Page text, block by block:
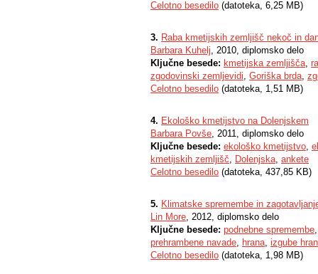
Celotno besedilo (datoteka, 6,25 MB)
3. Raba kmetijskih zemljišč nekoč in
Barbara Kuhelj, 2010, diplomsko delo
Ključne besede: kmetijska zemljišča,
zgodovinski zemljevidi, Goriška brda,
Celotno besedilo (datoteka, 1,51 MB)
4. Ekološko kmetijstvo na Dolenjskem
Barbara Povše, 2011, diplomsko delo
Ključne besede: ekološko kmetijstvo,
kmetijskih zemljišč, Dolenjska, ankete
Celotno besedilo (datoteka, 437,85 KB)
5. Klimatske spremembe in
Lin More, 2012, diplomsko delo
Ključne besede: podnebne spremembe
prehrambene navade, hrana, izgube
Celotno besedilo (datoteka, 1,98 MB)